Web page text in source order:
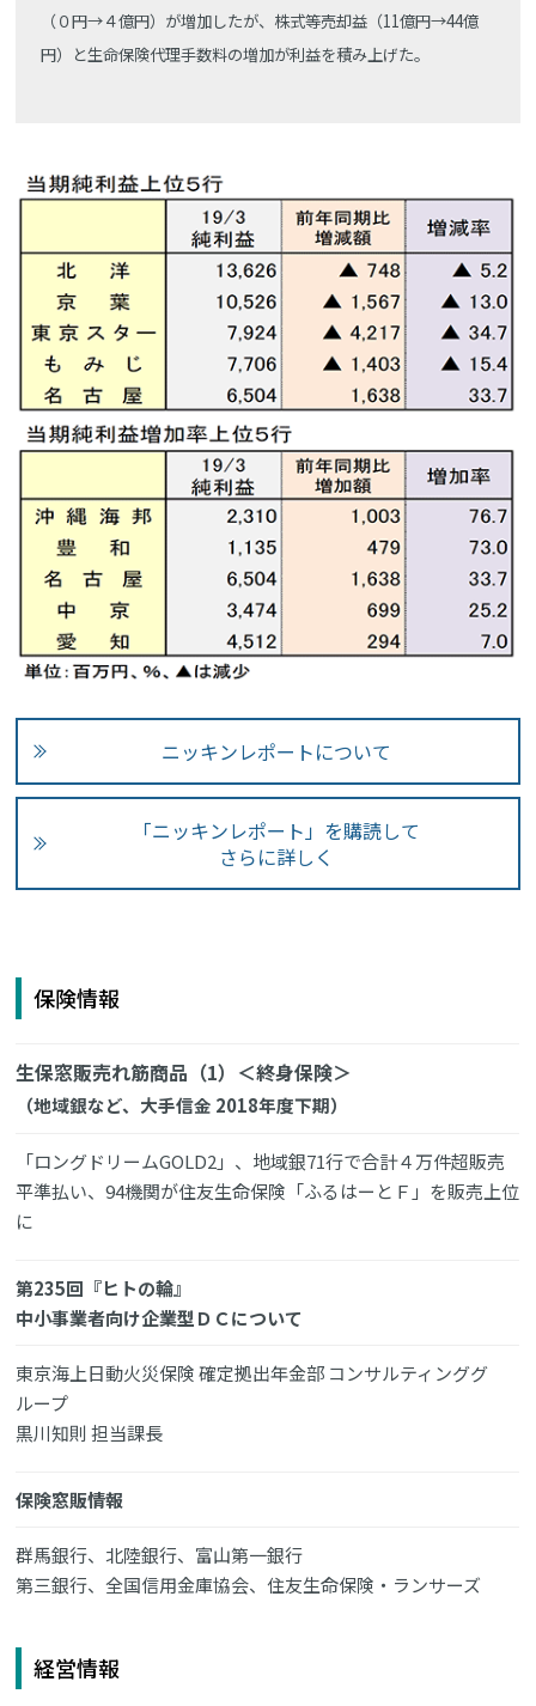
（０円→４億円）が増加したが、株式等売却益（11億円→44億
円）と生命保険代理手数料の増加が利益を積み上げた。
ニッキンレポートについて
「ニッキンレポート」を購読して
さらに詳しく
保険情報
生保窓販売れ筋商品（1）＜終身保険＞
（地域銀など、大手信金 2018年度下期）
「ロングドリームGOLD2」、地域銀71行で合計４万件超販売
平準払い、94機関が住友生命保険「ふるはーとＦ」を販売上位
に
第235回『ヒトの輪』
中小事業者向け企業型ＤＣについて
東京海上日動火災保険 確定拠出年金部 コンサルティンググ
ループ
黒川知則 担当課長
保険窓販情報
群馬銀行、北陸銀行、富山第一銀行
第三銀行、全国信用金庫協会、住友生命保険・ランサーズ
経営情報